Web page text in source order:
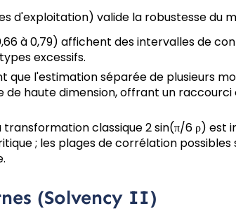
d'exploitation) valide la robustesse du
à 0,79) affichent des intervalles de
excessifs.
que l'estimation séparée de plusieurs
haute dimension, offrant un
classique 2 sin(π/6 ρ) est
; les plages de corrélation
(Solvency II)